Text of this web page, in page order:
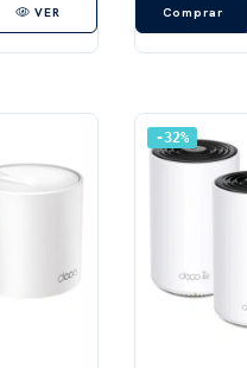
VER
32%